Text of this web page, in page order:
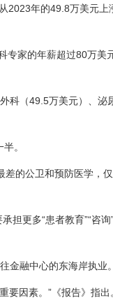
2023年的49.8万美元上
家的年薪超过80万美
科（49.5万美元）、泌
。
的公卫和预防医学，
更多“患者教育”“咨询
融中心的东海岸执业。
因素。”《报告》指出